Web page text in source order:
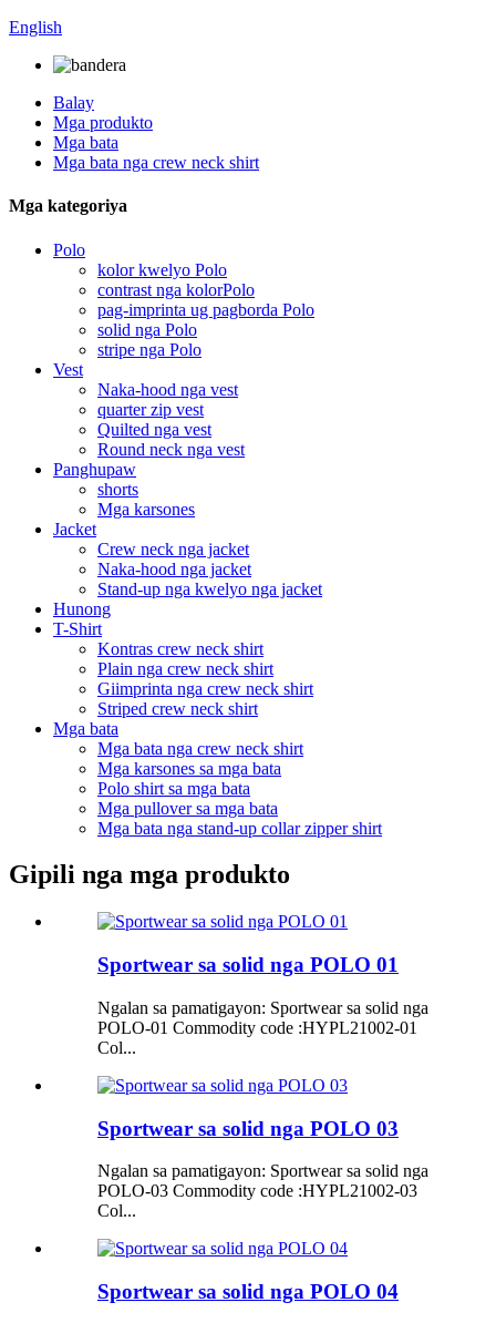
English
Balay
Mga produkto
Mga bata
Mga bata nga crew neck shirt
Mga kategoriya
Polo
kolor kwelyo Polo
contrast nga kolorPolo
pag-imprinta ug pagborda Polo
solid nga Polo
stripe nga Polo
Vest
Naka-hood nga vest
quarter zip vest
Quilted nga vest
Round neck nga vest
Panghupaw
shorts
Mga karsones
Jacket
Crew neck nga jacket
Naka-hood nga jacket
Stand-up nga kwelyo nga jacket
Hunong
T-Shirt
Kontras crew neck shirt
Plain nga crew neck shirt
Giimprinta nga crew neck shirt
Striped crew neck shirt
Mga bata
Mga bata nga crew neck shirt
Mga karsones sa mga bata
Polo shirt sa mga bata
Mga pullover sa mga bata
Mga bata nga stand-up collar zipper shirt
Gipili nga mga produkto
Sportwear sa solid nga POLO 01
Ngalan sa pamatigayon: Sportwear sa solid nga
POLO-01 Commodity code :HYPL21002-01
Col...
Sportwear sa solid nga POLO 03
Ngalan sa pamatigayon: Sportwear sa solid nga
POLO-03 Commodity code :HYPL21002-03
Col...
Sportwear sa solid nga POLO 04